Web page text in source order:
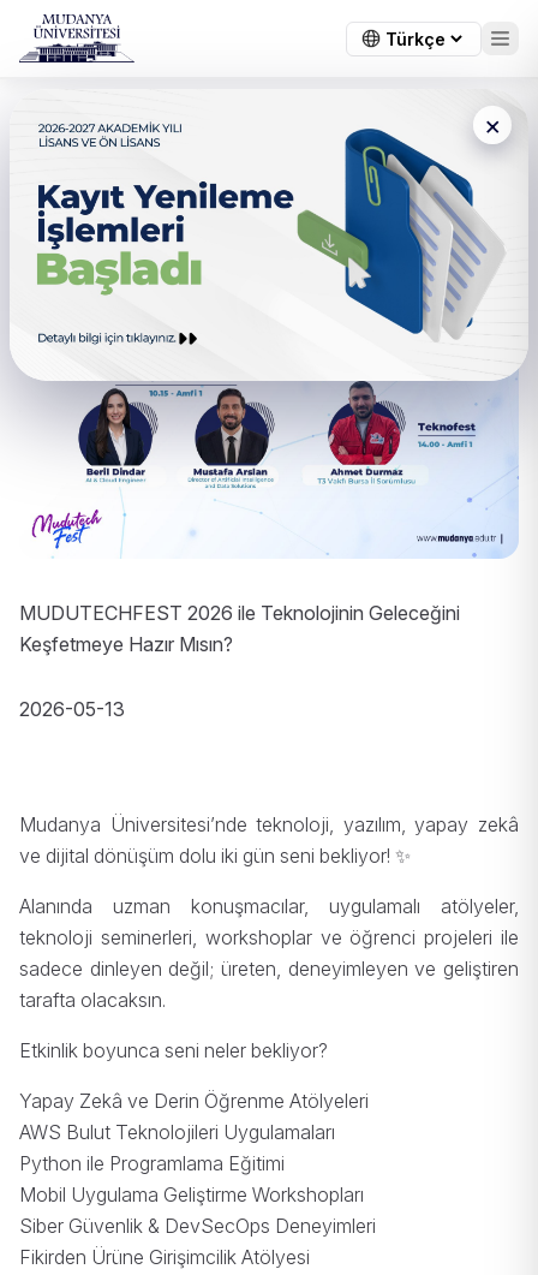
×
MUDUTECHFEST 2026 ile
Teknolojinin Geleceğini
Keşfetmeye Hazır Mısın?
MUDUTECHFEST 2026 ile Teknolojinin Geleceğini
Keşfetmeye Hazır Mısın?
2026-05-13
Mudanya Üniversitesi’nde teknoloji, yazılım, yapay zekâ
ve dijital dönüşüm dolu iki gün seni bekliyor! ✨
Alanında uzman konuşmacılar, uygulamalı atölyeler,
teknoloji seminerleri, workshoplar ve öğrenci projeleri ile
sadece dinleyen değil; üreten, deneyimleyen ve geliştiren
tarafta olacaksın.
Etkinlik boyunca seni neler bekliyor?
Yapay Zekâ ve Derin Öğrenme Atölyeleri
AWS Bulut Teknolojileri Uygulamaları
Python ile Programlama Eğitimi
Mobil Uygulama Geliştirme Workshopları
Siber Güvenlik & DevSecOps Deneyimleri
Fikirden Ürüne Girişimcilik Atölyesi